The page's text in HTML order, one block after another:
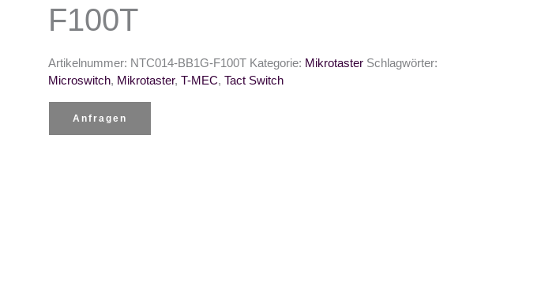
F100T
Artikelnummer: NTC014-BB1G-F100T Kategorie: Mikrotaster Schlagwörter:
Microswitch, Mikrotaster, T-MEC, Tact Switch
Anfragen